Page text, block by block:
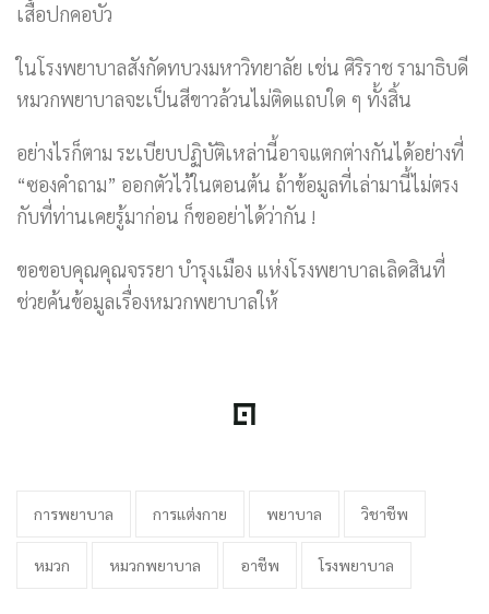
เสื้อปกคอบัว
ในโรงพยาบาลสังกัดทบวงมหาวิทยาลัย เช่น ศิริราช รามาธิบดี
หมวกพยาบาลจะเป็นสีขาวล้วนไม่ติดแถบใด ๆ ทั้งสิ้น
อย่างไรก็ตาม ระเบียบปฏิบัติเหล่านี้อาจแตกต่างกันได้อย่างที่
“ซองคำถาม” ออกตัวไว้ในตอนต้น ถ้าข้อมูลที่เล่ามานี้ไม่ตรง
กับที่ท่านเคยรู้มาก่อน ก็ขออย่าได้ว่ากัน !
ขอขอบคุณคุณจรรยา บำรุงเมือง แห่งโรงพยาบาลเลิดสินที่
ช่วยค้นข้อมูลเรื่องหมวกพยาบาลให้
การพยาบาล การแต่งกาย พยาบาล วิชาชีพ
หมวก หมวกพยาบาล อาชีพ โรงพยาบาล